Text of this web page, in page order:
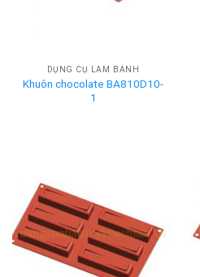
DỤNG CỤ LÀM BÁNH
Khuôn chocolate BA810D10-
1